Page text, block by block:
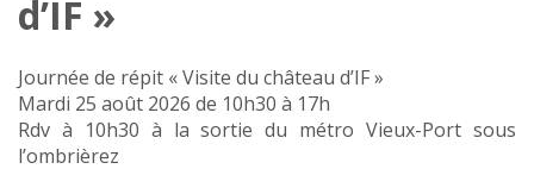
d’IF »
Journée de répit « Visite du château d’IF »
Mardi 25 août 2026 de 10h30 à 17h
Rdv à 10h30 à la sortie du métro Vieux-Port sous
l’ombrièrez